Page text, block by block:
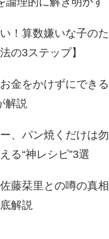
！算数嫌いな子のた
の3ステップ】
金をかけずにできる
解説
、パン焼くだけは勿
る“神レシピ”3選
藤栞里との噂の真相
解説